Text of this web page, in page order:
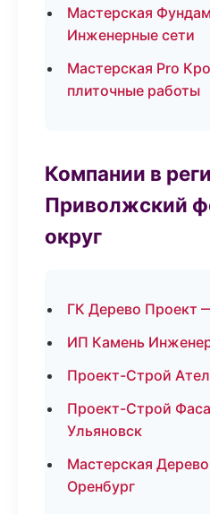
Мастерская
Инженерные сети
Мастерская Pro
плиточные работы
Компании в
Приволжский
округ
ГК Дерево Проект
ИП Камень
Проект-Строй
Проект-Строй
Ульяновск
Мастерская
Оренбург